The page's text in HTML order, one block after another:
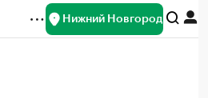
Нижний Новгород